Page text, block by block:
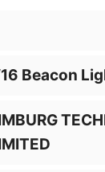
Beacon